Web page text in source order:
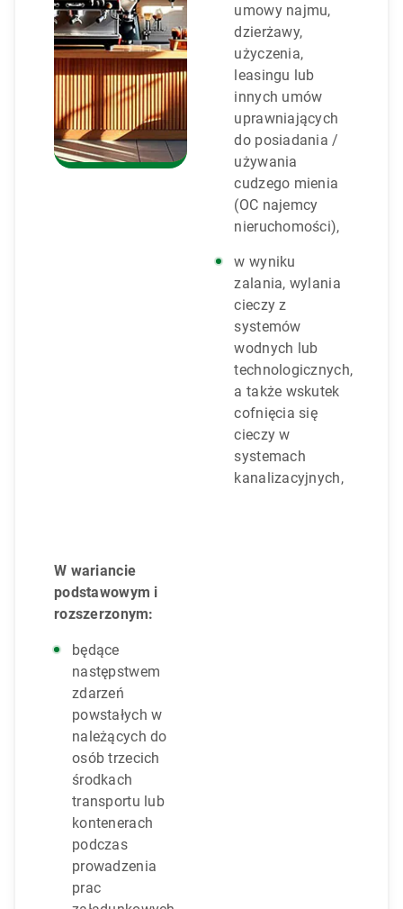
umowy najmu,
dzierżawy,
użyczenia,
leasingu lub
innych umów
uprawniających
do posiadania /
używania
cudzego mienia
(OC najemcy
nieruchomości),
w wyniku
zalania, wylania
cieczy z
systemów
wodnych lub
technologicznych,
a także wskutek
cofnięcia się
cieczy w
systemach
kanalizacyjnych,
W wariancie
podstawowym i
rozszerzonym:
będące
następstwem
zdarzeń
powstałych w
należących do
osób trzecich
środkach
transportu lub
kontenerach
podczas
prowadzenia
prac